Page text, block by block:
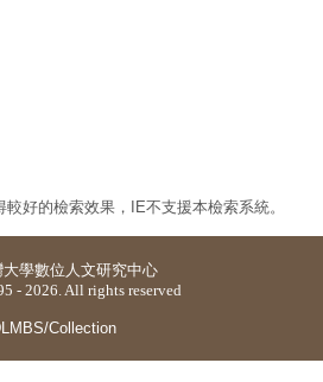
好的檢索效果，IE不支援本檢索系統。
大學數位人文研究中心
- 2026. All rights reserved
Collection